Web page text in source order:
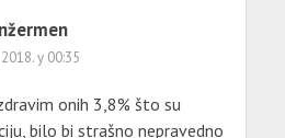
у 00:35
onih 3,8% što su
bilo bi strašno nepravedno